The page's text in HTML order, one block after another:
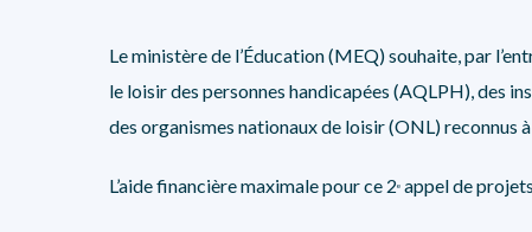
Le ministère de l’Éducation (MEQ) souhaite, par
le loisir des personnes handicapées (AQLPH), des
des organismes nationaux de loisir (ONL) reconnus
L’aide financière maximale pour ce 2e appel de